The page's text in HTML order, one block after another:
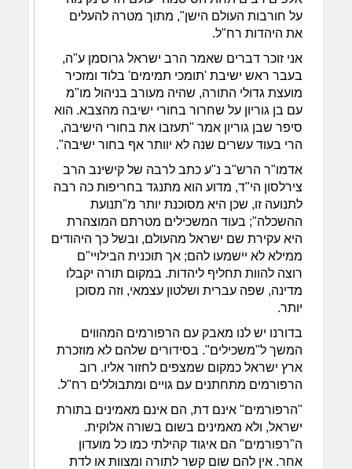
על חורבות העולם הישן", מתוך מטרה להעלים
את היהדות רח"ל.
אני זוכר דברים שאמר הרב ישראל גרוסמן ע"ה,
בעבר ראש ישיבת 'תומכי תמימים' בלוד ומזכיר
מועצת גדולי התורה, שהיה מעורב בניהול מו"מ
עם בן גוריון על שחרור בחורי ישיבה מהצבא. הוא
סיפר שבן גוריון אמר "תעזבו את בחורי הישיבה,
הרי בעוד עשרים שנה לא יוותר אף בחור ישיבה".
אדמו"ר הרש"ב נ"ע כתב לרבה של קישינב הרב
צירלסון הי"ד, מדוע הוא מתנגד בחריפות כה רבה
לתנועה זו, שכן היא מסוכנת יותר מ"תנועת
ההשכלה"; בעוד המשכילים מטרתם המוצהרת
היא עקירת שם ישראל מהעולם, ובשל כך היהודים
ממילא לא יישמעו להם; אך תוכנית הבילויי"ם
רוצה להוות תחליף ליהדות. במקום תורה יקבלו
מדינה, שפה עברית ושלטון עצמאי, וזה מסוכן
יותר.
בדורנו יש לנו מאבק עם הרפורמים המהווים
המשך ל"משכילים". בסידורים שלהם לא מוזכרת
ארץ ישראל כמקום שמצפים לחזור אליו. רוב
הרפורמים מתחתנים עם גויים ומתבוללים רח"ל.
"הרפורמים" אינם דת, הם אינם מאמינים בתורת
ישראל, ולא מאמינים בשום בשורה אלוקית.
ה"רפורמים" הם איגוד קהילתי כמו כל מועדון
אחר. אין להם שום קשר לתורה ומצוות או לדת